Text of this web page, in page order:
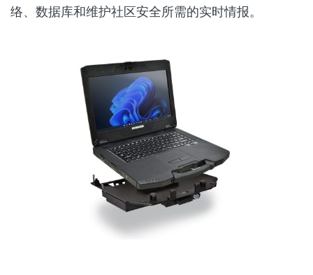
络、数据库和维护社区安全所需的实时情报。